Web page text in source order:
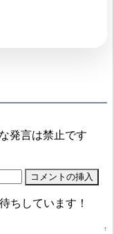
発言は禁止です
ちしています！
↑